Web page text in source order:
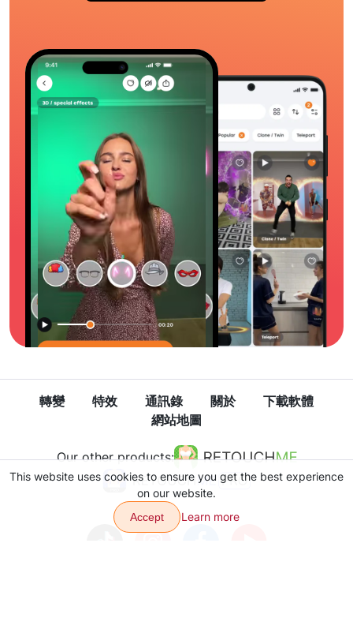
轉變 特效 通訊錄 關於
下載軟體
網站地圖
Our other products:
This website uses cookies to ensure you get the best experience
on our website.
Accept Learn more